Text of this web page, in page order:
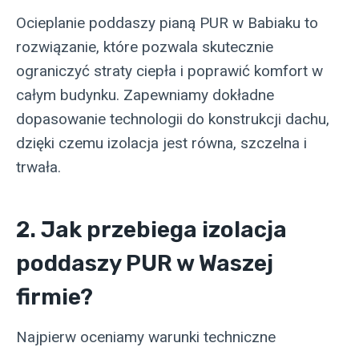
Ocieplanie poddaszy pianą PUR w Babiaku to
rozwiązanie, które pozwala skutecznie
ograniczyć straty ciepła i poprawić komfort w
całym budynku. Zapewniamy dokładne
dopasowanie technologii do konstrukcji dachu,
dzięki czemu izolacja jest równa, szczelna i
trwała.
2. Jak przebiega izolacja
poddaszy PUR w Waszej
firmie?
Najpierw oceniamy warunki techniczne